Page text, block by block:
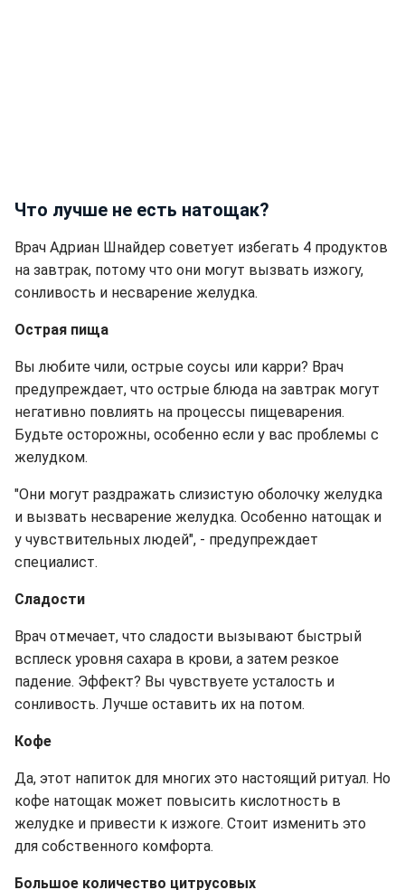
Что лучше не есть натощак?
Врач Адриан Шнайдер советует избегать 4 продуктов
на завтрак, потому что они могут вызвать изжогу,
сонливость и несварение желудка.
Острая пища
Вы любите чили, острые соусы или карри? Врач
предупреждает, что острые блюда на завтрак могут
негативно повлиять на процессы пищеварения.
Будьте осторожны, особенно если у вас проблемы с
желудком.
"Они могут раздражать слизистую оболочку желудка
и вызвать несварение желудка. Особенно натощак и
у чувствительных людей", - предупреждает
специалист.
Сладости
Врач отмечает, что сладости вызывают быстрый
всплеск уровня сахара в крови, а затем резкое
падение. Эффект? Вы чувствуете усталость и
сонливость. Лучше оставить их на потом.
Кофе
Да, этот напиток для многих это настоящий ритуал. Но
кофе натощак может повысить кислотность в
желудке и привести к изжоге. Стоит изменить это
для собственного комфорта.
Большое количество цитрусовых